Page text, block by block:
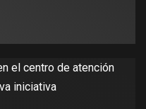
el centro de atención
iniciativa